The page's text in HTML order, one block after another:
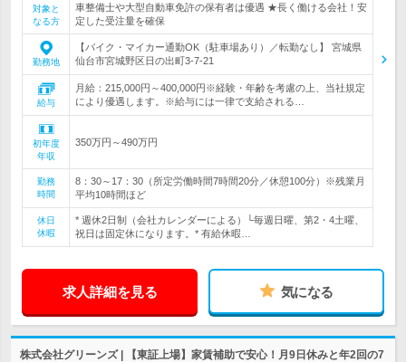
対象と
なる方
車整備士や大型自動車免許の保有者は優遇 ★長く働ける会社！安
定した受注量を確保
勤務地
【バイク・マイカー通勤OK（駐車場あり）／転勤なし】 宮城県
仙台市宮城野区日の出町3-7-21
給与
月給：215,000円～400,000円※経験・年齢を考慮の上、当社規定
により優遇します。※給与には一律で支給される…
初年度
年収
350万円～490万円
勤務
時間
8：30～17：30（所定労働時間7時間20分／休憩100分）※残業月
平均10時間ほど
休日
休暇
* 週休2日制（会社カレンダーによる）└毎週日曜、第2・4土曜、
祝日は固定休になります。* 有給休暇…
求人詳細を見る 気になる
株式会社グリーンズ | 【東証上場】家賃補助で安心！月9日休みと年2回の7